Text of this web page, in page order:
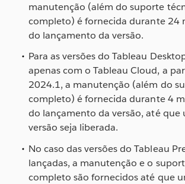
manutenção (além do suporte
completo) é fornecida durante 24
do lançamento da versão.
Para as versões do Tableau
apenas com o Tableau Cloud, a
2024.1, a manutenção (além do
completo) é fornecida durante 4
do lançamento da versão, até que
versão seja liberada.
No caso das versões do Tableau
lançadas, a manutenção e o
completo são fornecidos até que